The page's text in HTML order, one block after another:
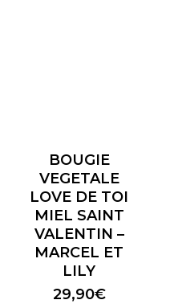
BOUGIE
VEGETALE
LOVE DE TOI
MIEL SAINT
VALENTIN –
MARCEL ET
LILY
29,90€